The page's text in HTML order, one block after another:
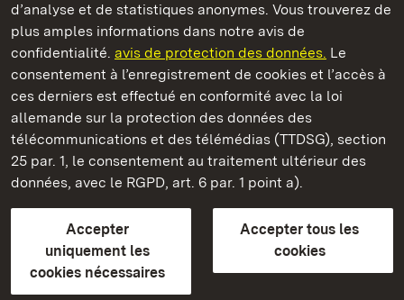
d’analyse et de statistiques anonymes. Vous trouverez de
plus amples informations dans notre avis de
confidentialité. avis de protection des données. Le
consentement à l’enregistrement de cookies et l’accès à
ces derniers est effectué en conformité avec la loi
allemande sur la protection des données des
télécommunications et des télémédias (TTDSG), section
25 par. 1, le consentement au traitement ultérieur des
données, avec le RGPD, art. 6 par. 1 point a).
Accepter
uniquement les
cookies nécessaires
Accepter tous les
cookies
Staatliche Schlösser und Gärten Baden‑Württemberg
Châteaux et jardins publics du Bade-Wurtemberg
ContactFAQ et réponsesMentions légales
Protection des données
Explications sur l’accessibilité
BITV-konform (geprüfte Seiten)
plus loin
Accueil
Monuments